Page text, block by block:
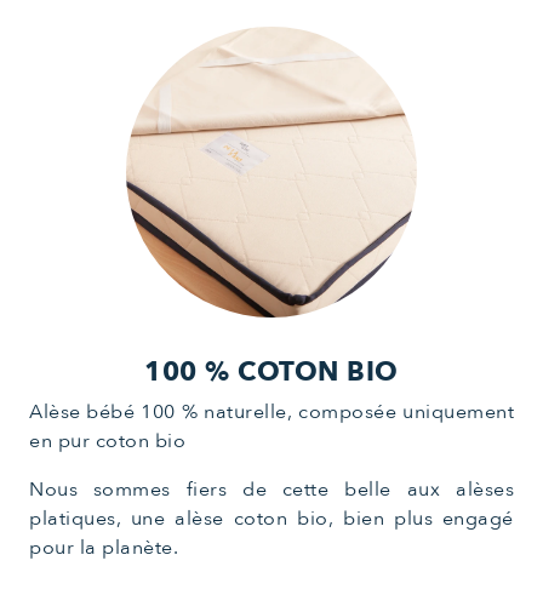
100 % COTON BIO
Alèse bébé 100 % naturelle, composée uniquement
en pur coton bio
Nous sommes fiers de cette belle aux alèses
platiques, une alèse coton bio, bien plus engagé
pour la planète.